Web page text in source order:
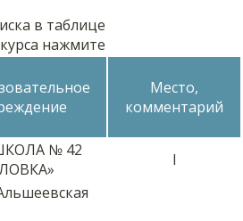
в таблице
нажмите
Место,
комментарий
№ 42
I